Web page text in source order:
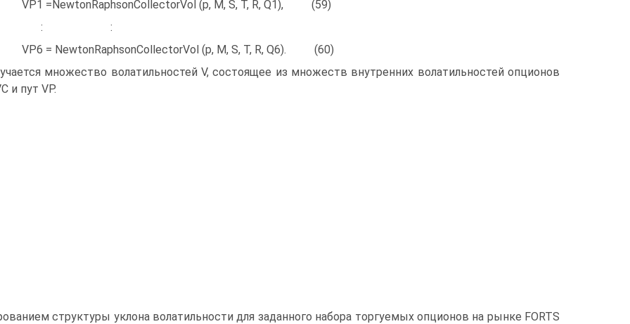
=NewtonRaphsonCollectorVol (p, M, S, T, R, Q1), (59)
: :
= NewtonRaphsonCollectorVol (p, M, S, T, R, Q6). (60)
множество волатильностей V, состоящее из множеств внутренних волатильностей опционов
и пут VP.
структуры уклона волатильности для заданного набора торгуемых опционов на рынке FORTS